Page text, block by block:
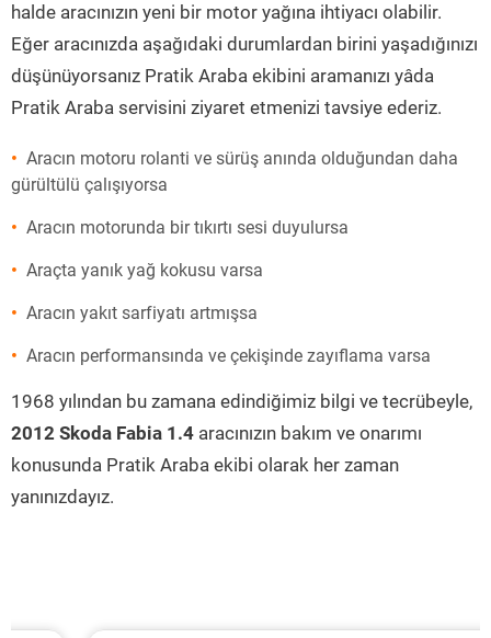
halde aracınızın yeni bir motor yağına ihtiyacı olabilir.
Eğer aracınızda aşağıdaki durumlardan birini yaşadığınızı
düşünüyorsanız Pratik Araba ekibini aramanızı yâda
Pratik Araba servisini ziyaret etmenizi tavsiye ederiz.
Aracın motoru rolanti ve sürüş anında olduğundan daha
gürültülü çalışıyorsa
Aracın motorunda bir tıkırtı sesi duyulursa
Araçta yanık yağ kokusu varsa
Aracın yakıt sarfiyatı artmışsa
Aracın performansında ve çekişinde zayıflama varsa
1968 yılından bu zamana edindiğimiz bilgi ve tecrübeyle,
2012 Skoda Fabia 1.4 aracınızın bakım ve onarımı
konusunda Pratik Araba ekibi olarak her zaman
yanınızdayız.